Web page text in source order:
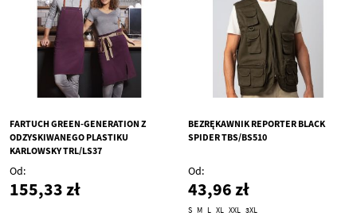
FARTUCH GREEN-GENERATION Z
ODZYSKIWANEGO PLASTIKU
KARLOWSKY TRL/LS37
Od
155,33 zł
BEZRĘKAWNIK REPORTER BLACK
SPIDER TBS/BS510
Od
43,96 zł
S M L XL XXL 3XL